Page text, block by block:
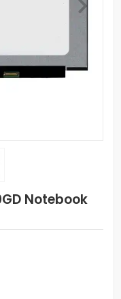
Notebook